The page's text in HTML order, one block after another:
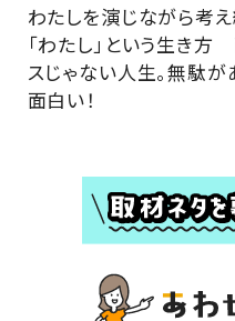
わたしを演じながら考
「わたし」という生き
スじゃない人生。無駄が
面白い！